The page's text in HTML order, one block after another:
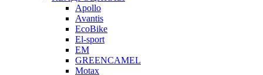
Apollo
Avantis
EcoBike
El-sport
EM
GREENCAMEL
Motax